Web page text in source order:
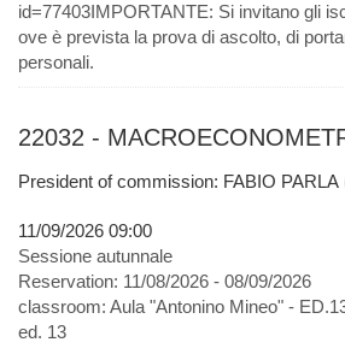
id=77403IMPORTANTE: Si invitano gli
ove è prevista la prova di ascolto, di
personali.
22032 -
President of commission: FABIO
11/09/2026 09:00
Sessione autunnale
Reservation: 11/08/2026 - 08/09/2026
classroom: Aula "Antonino Mineo" -
ed. 13